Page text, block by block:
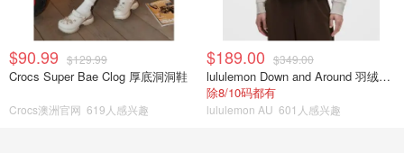
$90.99 $129.99
Crocs Super Bae Clog 厚底洞洞鞋
Crocs澳洲官网 619人感兴趣
$189.00 $349.00
lululemon Down and Around 羽绒夹克
除8/10码都有
lululemon AU 601人感兴趣